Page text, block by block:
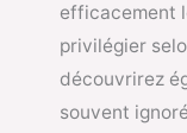
efficacement
privilégier
découvrirez
souvent